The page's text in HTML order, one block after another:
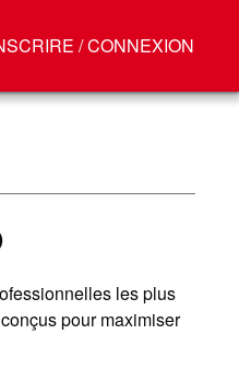
/ CONNEXION
les plus
pour maximiser